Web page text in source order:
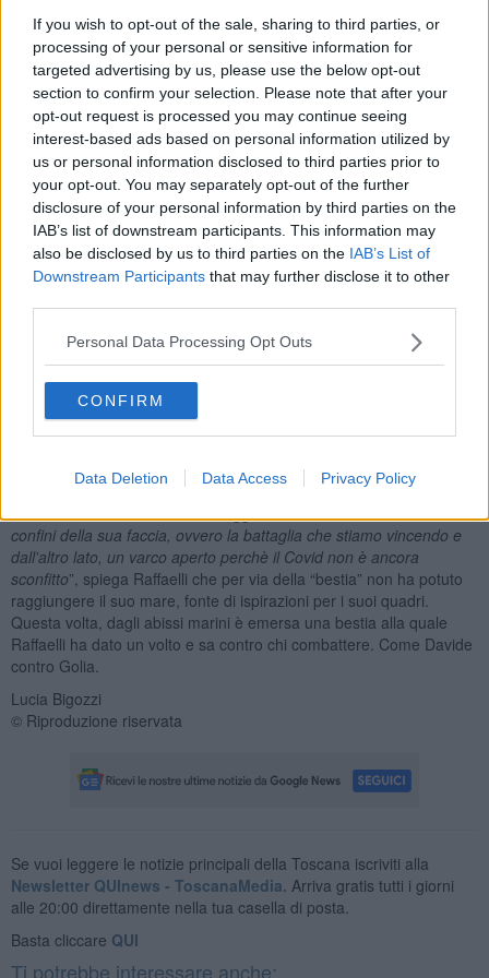
If you wish to opt-out of the sale, sharing to third parties, or
processing of your personal or sensitive information for
targeted advertising by us, please use the below opt-out
section to confirm your selection. Please note that after your
opt-out request is processed you may continue seeing
interest-based ads based on personal information utilized by
us or personal information disclosed to third parties prior to
your opt-out. You may separately opt-out of the further
disclosure of your personal information by third parties on the
IAB’s list of downstream participants. This information may
also be disclosed by us to third parties on the IAB’s List of
Downstream Participants that may further disclose it to other
Personal Data Processing Opt Outs
CONFIRM
Data Deletion Data Access Privacy Policy
ispirazione.
La rappresentazione iconografica mutuata dalla scienza rimanda a
una specie di “pallina” con tante protuberanze, ma non è così che
Giorgio “legge” il virus. Usa gli ingranaggi e le corone delle catene
di vecchie bici per abbozzare il volto nel quale incornicia due occhi
sbilenchi, pianta due chiodi che diventano sopracciglia, fissa una
sorta di catenaccio a indicare un paio di baffi o forse i contorni della
bocca. E' una “faccia” quasi indecifrabile, che ha spinto Raffaelli a
dare all'opera una forma-non-forma.
Ho chiamato il mio lavoro la Bestia perchè è qualcosa di
in ospedale e lo abbiamo visto tutti in tv, al supermercato, dal
fornaio o in ferramenta. Tutti abbiamo avuto paura e vissuto l'ansia
di questa situazione. Così, ho deciso di fermare sulla tela la mia
visione del Covid. Ogni volta che ci passo davanti provo un senso
di ribrezzo”.
C'è un messaggio preciso anche nella cornice (mai un accessorio
ma parte integrante dell'opera, secondo lo stile di Raffaelli) che da
confini della sua faccia, ovvero la battaglia che stiamo vincendo e
dall'altro lato, un varco aperto perchè il Covid non è ancora
sconfitto”, spiega Raffaelli che per via della “bestia” non ha potuto
raggiungere il suo mare, fonte di ispirazioni per i suoi quadri.
Questa volta, dagli abissi marini è emersa una bestia alla quale
Raffaelli ha dato un volto e sa contro chi combattere. Come Davide
contro Golia.
Lucia Bigozzi
© Riproduzione riservata
Se vuoi leggere le notizie principali della Toscana iscriviti alla
Newsletter QUInews - ToscanaMedia. Arriva gratis tutti i giorni
alle 20:00 direttamente nella tua casella di posta.
Basta cliccare QUI
Ti potrebbe interessare anche: